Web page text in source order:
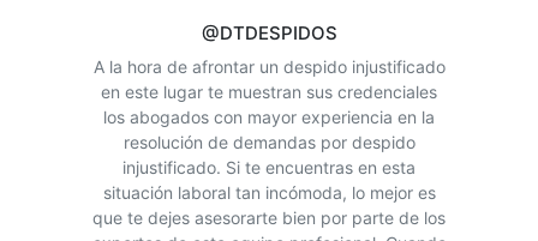
@DTDESPIDOS
A la hora de afrontar un despido injustificado
en este lugar te muestran sus credenciales
los abogados con mayor experiencia en la
resolución de demandas por despido
injustificado. Si te encuentras en esta
situación laboral tan incómoda, lo mejor es
que te dejes asesorarte bien por parte de los